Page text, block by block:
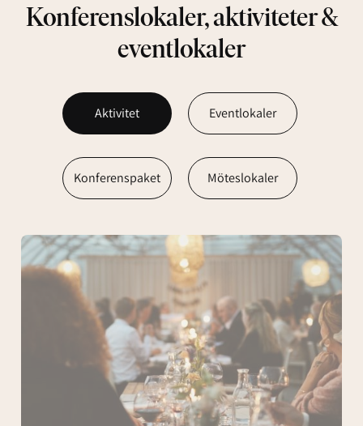
Konferenslokaler, aktiviteter &
eventlokaler
Aktivitet Eventlokaler
Konferenspaket Möteslokaler
Konferens
med
växthusmiddag